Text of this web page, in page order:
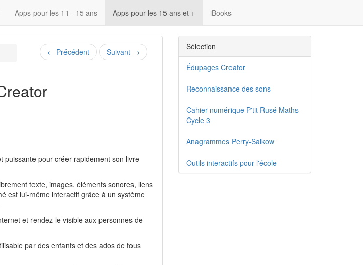
Apps pour les 11 - 15 ans Apps pour les 15 ans et + iBooks
Sélection
Édupages Creator
Reconnaissance des sons
Cahier numérique P'tit Rusé Maths
Cycle 3
Anagrammes Perry-Salkow
Outils interactifs pour l'école
← Précédent Suivant →
puissante pour créer rapidement son livre
texte, images, éléments sonores, liens
est lui-même interactif grâce à un système
et rendez-le visible aux personnes de
par des enfants et des ados de tous